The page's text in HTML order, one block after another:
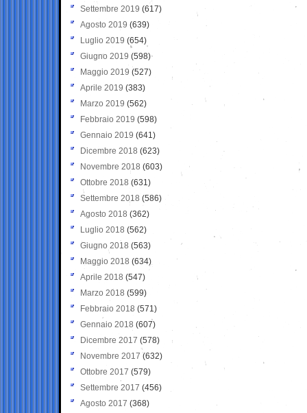
Settembre 2019 (617)
Agosto 2019 (639)
Luglio 2019 (654)
Giugno 2019 (598)
Maggio 2019 (527)
Aprile 2019 (383)
Marzo 2019 (562)
Febbraio 2019 (598)
Gennaio 2019 (641)
Dicembre 2018 (623)
Novembre 2018 (603)
Ottobre 2018 (631)
Settembre 2018 (586)
Agosto 2018 (362)
Luglio 2018 (562)
Giugno 2018 (563)
Maggio 2018 (634)
Aprile 2018 (547)
Marzo 2018 (599)
Febbraio 2018 (571)
Gennaio 2018 (607)
Dicembre 2017 (578)
Novembre 2017 (632)
Ottobre 2017 (579)
Settembre 2017 (456)
Agosto 2017 (368)